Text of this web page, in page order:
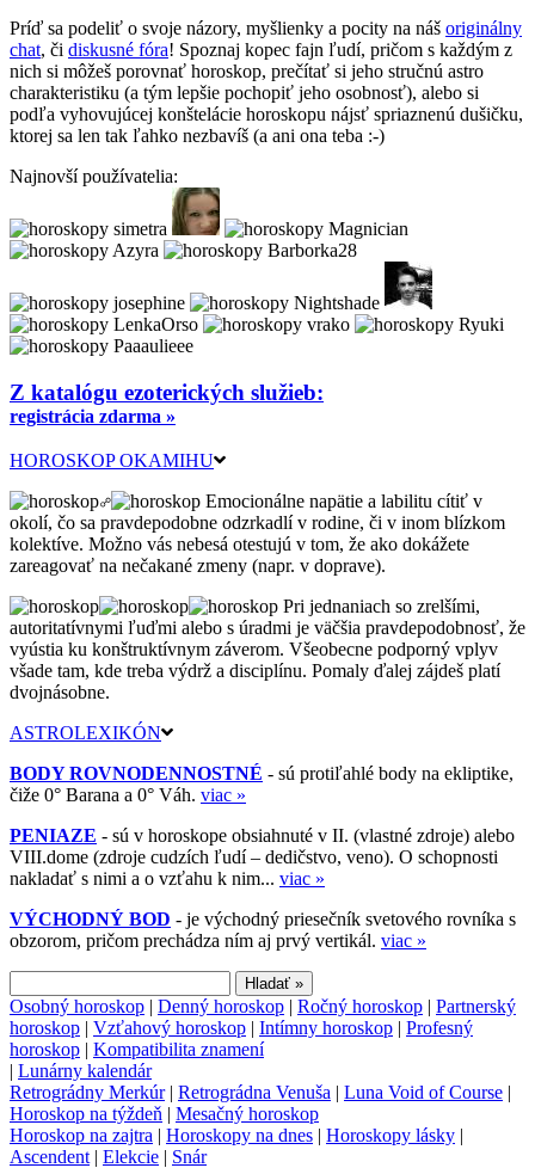
Príď sa podeliť o svoje názory, myšlienky a pocity na náš originálny
chat, či diskusné fóra! Spoznaj kopec fajn ľudí, pričom s každým z
nich si môžeš porovnať horoskop, prečítať si jeho stručnú astro
charakteristiku (a tým lepšie pochopiť jeho osobnosť), alebo si
podľa vyhovujúcej konštelácie horoskopu nájsť spriaznenú dušičku,
ktorej sa len tak ľahko nezbavíš (a ani ona teba :-)
Najnovší používatelia:
Z katalógu ezoterických služieb:
registrácia zdarma »
HOROSKOP OKAMIHU
Emocionálne napätie a labilitu cítiť v
okolí, čo sa pravdepodobne odzrkadlí v rodine, či v inom blízkom
kolektíve. Možno vás nebesá otestujú v tom, že ako dokážete
zareagovať na nečakané zmeny (napr. v doprave).
Pri jednaniach so zrelšími,
autoritatívnymi ľuďmi alebo s úradmi je väčšia pravdepodobnosť, že
vyústia ku konštruktívnym záverom. Všeobecne podporný vplyv
všade tam, kde treba výdrž a disciplínu. Pomaly ďalej zájdeš platí
dvojnásobne.
ASTROLEXIKÓN
BODY ROVNODENNOSTNÉ - sú protiľahlé body na ekliptike,
čiže 0° Barana a 0° Váh. viac »
PENIAZE - sú v horoskope obsiahnuté v II. (vlastné zdroje) alebo
VIII.dome (zdroje cudzích ľudí – dedičstvo, veno). O schopnosti
nakladať s nimi a o vzťahu k nim... viac »
VÝCHODNÝ BOD - je východný priesečník svetového rovníka s
obzorom, pričom prechádza ním aj prvý vertikál. viac »
Osobný horoskop | Denný horoskop | Ročný horoskop | Partnerský
horoskop | Vzťahový horoskop | Intímny horoskop | Profesný
horoskop | Kompatibilita znamení
| Lunárny kalendár
Retrográdny Merkúr| Retrográdna Venuša | Luna Void of Course |
Horoskop na týždeň | Mesačný horoskop
Horoskop na zajtra | Horoskopy na dnes | Horoskopy lásky |
Ascendent | Elekcie | Snár